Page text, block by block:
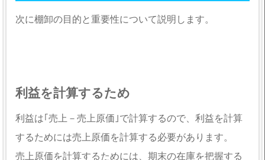
次に棚卸の目的と重要性について説明します。
利益を計算するため
利益は｢売上－売上原価｣で計算するので、利益を計算
するためには売上原価を計算する必要があります。
売上原価を計算するためには、期末の在庫を把握する